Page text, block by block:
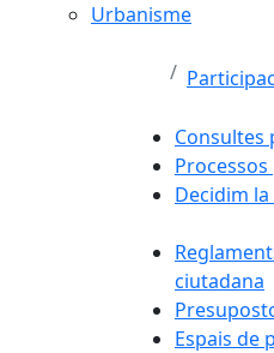
Urbanisme
Consultes
Decidim
ciutadana
Espais de